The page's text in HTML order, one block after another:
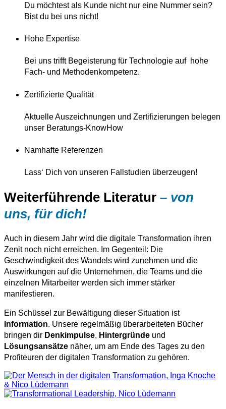
Du möchtest als Kunde nicht nur eine Nummer sein?
Bist du bei uns nicht!
Hohe Expertise
Bei uns trifft Begeisterung für Technologie auf hohe
Fach- und Methodenkompetenz.
Zertifizierte Qualität
Aktuelle Auszeichnungen und Zertifizierungen belegen
unser Beratungs-KnowHow
Namhafte Referenzen
Lass‘ Dich von unseren Fallstudien überzeugen!
Weiterführende Literatur – von
uns, für dich!
Auch in diesem Jahr wird die digitale Transformation ihren
Zenit noch nicht erreichen. Im Gegenteil: Die
Geschwindigkeit des Wandels wird zunehmen und die
Auswirkungen auf die Unternehmen, die Teams und die
einzelnen Mitarbeiter werden sich immer stärker
manifestieren.
Ein Schüssel zur Bewältigung dieser Situation ist
Information. Unsere regelmäßig überarbeiteten Bücher
bringen dir Denkimpulse, Hintergründe und
Lösungsansätze näher, um am Ende des Tages zu den
Profiteuren der digitalen Transformation zu gehören.